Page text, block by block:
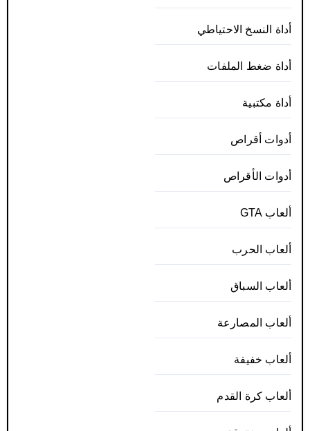
أداة النسخ الاحتياطي
أداة ضغط الملفات
أداة مكتبية
أدوات أقراص
أدوات الأقراص
ألعاب GTA
ألعاب الحرب
ألعاب السباق
ألعاب المصارعة
ألعاب خفيفة
ألعاب كرة القدم